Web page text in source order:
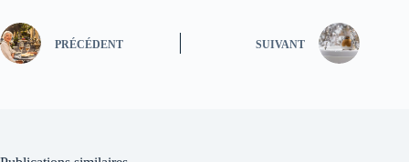
PRÉCÉDENT SUIVANT